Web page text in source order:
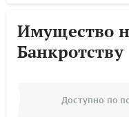
Имущество
Банкротству
Доступно по